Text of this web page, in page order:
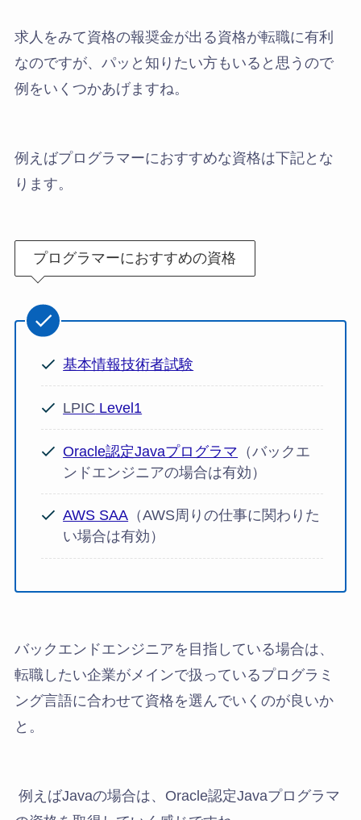
求人をみて資格の報奨金が出る資格が転職に有利
なのですが、パッと知りたい方もいると思うので
例をいくつかあげますね。
例えばプログラマーにおすすめな資格は下記とな
ります。
プログラマーにおすすめの資格
基本情報技術者試験
LPIC Level1
Oracle認定Javaプログラマ （バックエ
ンドエンジニアの場合は有効）
AWS SAA （AWS周りの仕事に関わりた
い場合は有効）
バックエンドエンジニアを目指している場合は、
転職したい企業がメインで扱っているプログラミ
ング言語に合わせて資格を選んでいくのが良いか
と。
例えばJavaの場合は、Oracle認定Javaプログラマ